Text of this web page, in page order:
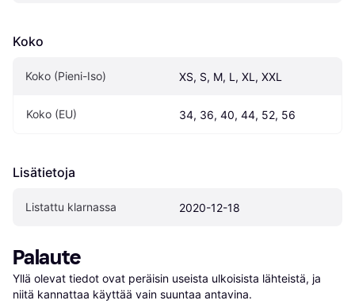
Koko
Koko (Pieni-Iso) XS, S, M, L, XL, XXL
Koko (EU) 34, 36, 40, 44, 52, 56
Lisätietoja
Listattu klarnassa 2020-12-18
Palaute
Yllä olevat tiedot ovat peräisin useista ulkoisista lähteistä, ja
niitä kannattaa käyttää vain suuntaa antavina.